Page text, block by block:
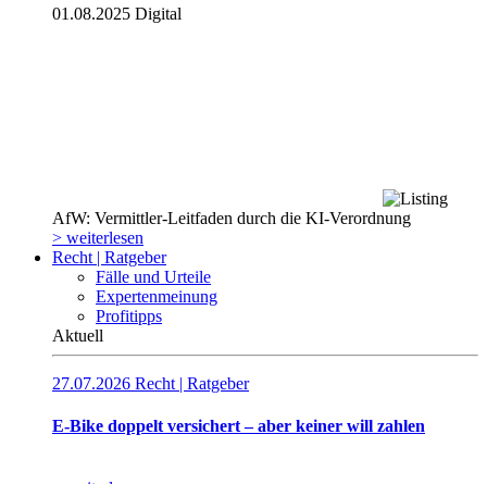
01.08.2025 Digital
AfW: Vermittler-Leitfaden durch die KI-Verordnung
> weiterlesen
Recht | Ratgeber
Fälle und Urteile
Expertenmeinung
Profitipps
Aktuell
27.07.2026 Recht | Ratgeber
E-Bike doppelt versichert – aber keiner will zahlen